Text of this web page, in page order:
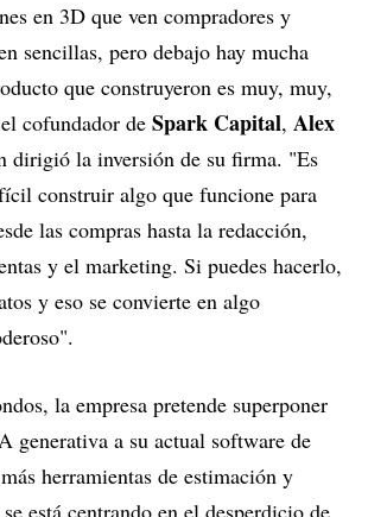
en 3D que ven compradores y
sencillas, pero debajo hay mucha
que construyeron es muy, muy,
cofundador de Spark Capital, Alex
dirigió la inversión de su firma. "Es
construir algo que funcione para
las compras hasta la redacción,
y el marketing. Si puedes hacerlo,
y eso se convierte en algo
la empresa pretende superponer
generativa a su actual software de
herramientas de estimación y
está centrando en el desperdicio de